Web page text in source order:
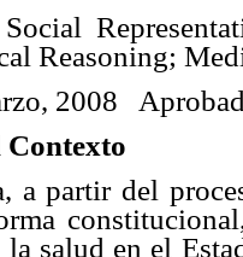
Reasoning;
2008
Contexto
a partir del
la salud en el